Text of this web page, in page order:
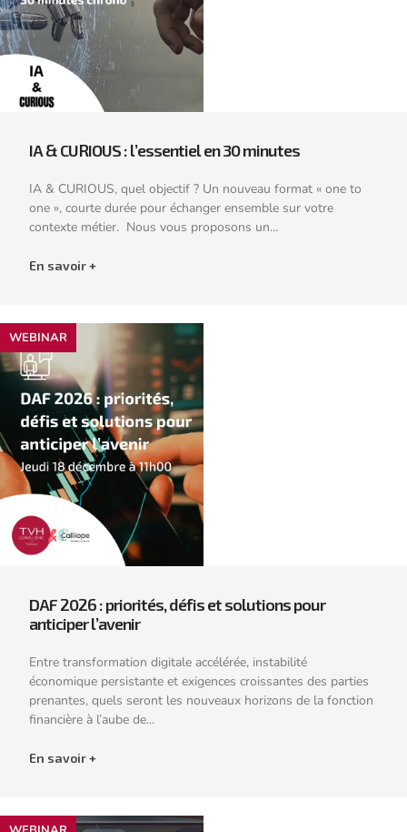
IA & CURIOUS : l’essentiel en 30 minutes
IA & CURIOUS, quel objectif ? Un nouveau format « one to
one », courte durée pour échanger ensemble sur votre
contexte métier. Nous vous proposons un...
En savoir +
WEBINAR
DAF 2026 : priorités, défis et solutions pour
anticiper l’avenir
Entre transformation digitale accélérée, instabilité
économique persistante et exigences croissantes des parties
prenantes, quels seront les nouveaux horizons de la fonction
financière à l’aube de...
En savoir +